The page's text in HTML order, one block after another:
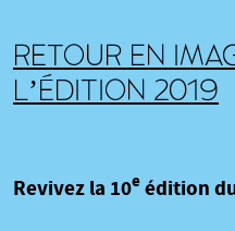
RETOUR EN
L’ÉDITION 2019
Revivez la 10eédition